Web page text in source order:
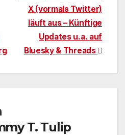
X (vormals Twitter)
läuft aus – Künftige
Updates u.a. auf
Bluesky & Threads
T. Tulip